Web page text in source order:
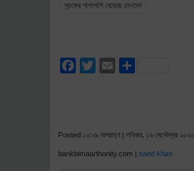
সূচকের পাশাপাশি বেড়েছে লেনদেন
Facebook
TwitterEmail
Posted ১২:২৯ অপরাহ্ণ | শনিবার, ১৯ সেপ্টেম্বর ২০২০
bankbimaarthonity.com | saed khan